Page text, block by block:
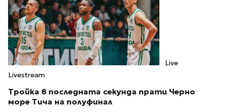
Live
Livestream
Тройка в последната секунда прати Черно
море Тича на полуфинал